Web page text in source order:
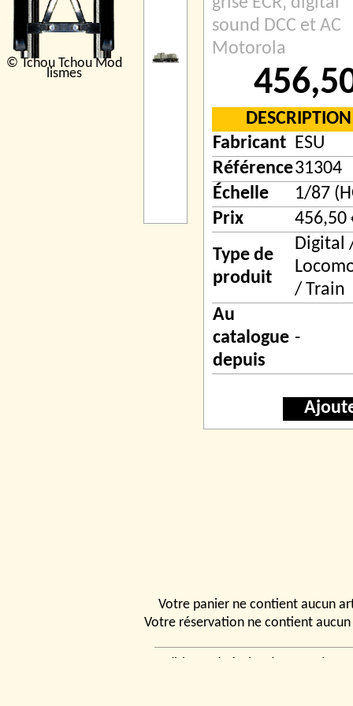
© Tchou Tchou Mod
lismes
sound DCC et AC
Motorola
DESCRIPTION
Fabricant ESU
Référence31304
Échelle
1/87
Prix
456,50
Type de
produit
Digital
/ Train
Au
catalogue
depuis
-
Votre panier ne contient aucun
Votre réservation ne contient